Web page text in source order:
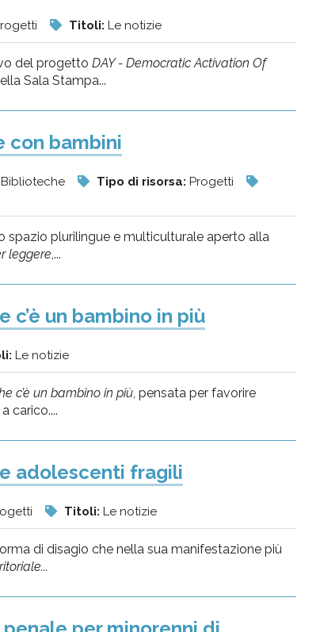
Titoli: Le notizie
del progetto DAY - Democratic Activation Of
Sala Stampa...
con bambini
Tipo di risorsa: Progetti
spazio plurilingue e multiculturale aperto alla
leggere ,...
c’è un bambino in più
Le notizie
c’è un bambino in più, pensata per favorire
carico....
adolescenti fragili
Titoli: Le notizie
di disagio che nella sua manifestazione più